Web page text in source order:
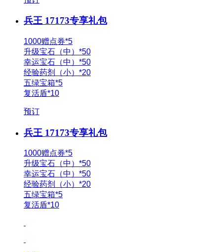
兵王 17173专享礼包
1000赠点券*5
升级宝石（中）*50
幸运宝石（中）*50
经验药剂（小）*20
五绿宝箱*5
复活盾*10
预订
兵王 17173专享礼包
1000赠点券*5
升级宝石（中）*50
幸运宝石（中）*50
经验药剂（小）*20
五绿宝箱*5
复活盾*10